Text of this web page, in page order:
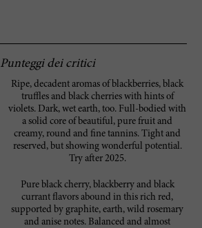
Punteggi dei critici
Ripe, decadent aromas of blackberries, black
truffles and black cherries with hints of
violets. Dark, wet earth, too. Full-bodied with
a solid core of beautiful, pure fruit and
creamy, round and fine tannins. Tight and
reserved, but showing wonderful potential.
Try after 2025.
Pure black cherry, blackberry and black
currant flavors abound in this rich red,
supported by graphite, earth, wild rosemary
and anise notes. Balanced and almost